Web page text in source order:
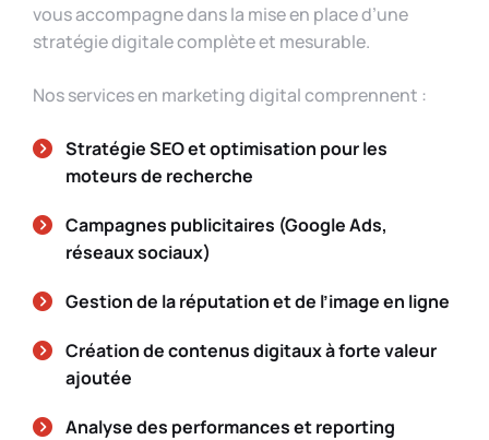
vous accompagne dans la mise en place d’une
stratégie digitale complète et mesurable.
Nos services en marketing digital comprennent :
Stratégie SEO et optimisation pour les
moteurs de recherche
Campagnes publicitaires (Google Ads,
réseaux sociaux)
Gestion de la réputation et de l’image en ligne
Création de contenus digitaux à forte valeur
ajoutée
Analyse des performances et reporting